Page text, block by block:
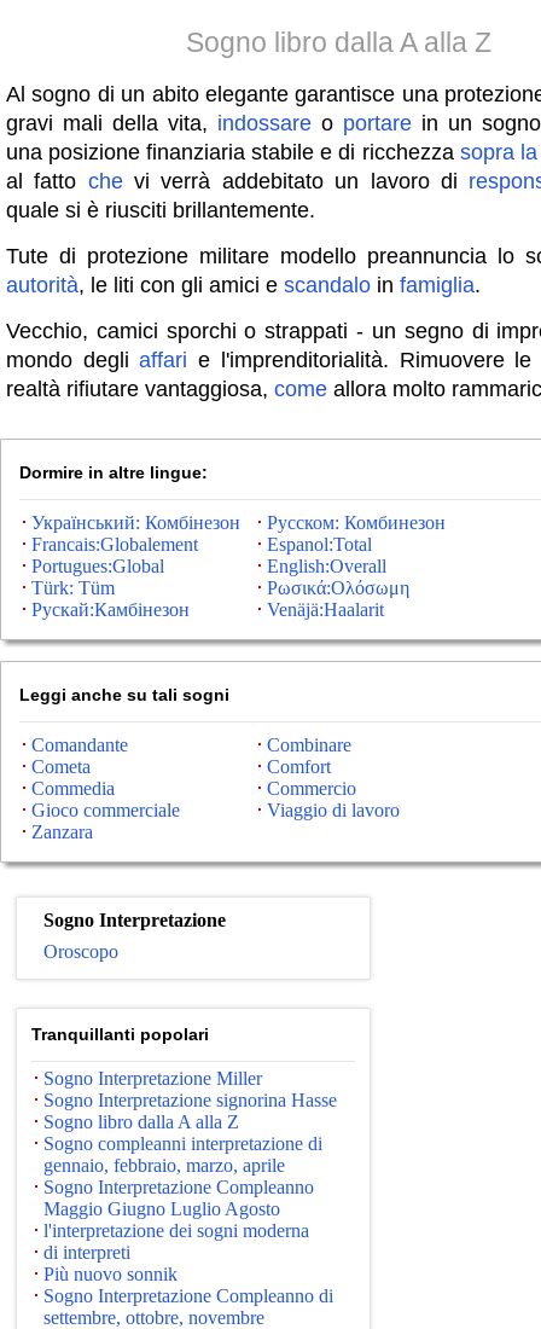
Sogno libro dalla A alla Z
Al sogno di un abito elegante garantisce una
gravi mali della vita, indossare o portare in un
una posizione finanziaria stabile e di ricchezza sopra la
al fatto chevi verrà addebitato un lavoro di
quale si è riusciti brillantemente.
Tute di protezione militare modello preannuncia lo
autorità, le liti con gli amici e scandalo in famiglia.
Vecchio, camici sporchi o strappati - un segno di
mondo degliaffari e l'imprenditorialità. Rimuovere le
realtà rifiutare vantaggiosa, come allora molto
Dormire in altre lingue:
Український: Комбінезон
Русском: Комбинезон
Francais:Globalement
Espanol:Total
Portugues:Global
English:Overall
Türk: Tüm
Ρωσικά:Ολόσωμη
Рускай:Камбінезон
Venäjä:Haalarit
Leggi anche su tali sogni
Comandante
Combinare
Cometa
Comfort
Commedia
Commercio
Gioco commerciale
Viaggio di lavoro
Zanzara
Sogno Interpretazione
Oroscopo
Tranquillanti popolari
Sogno Interpretazione Miller
Sogno Interpretazione signorina Hasse
Sogno libro dalla A alla Z
Sogno compleanni interpretazione di
gennaio, febbraio, marzo, aprile
Sogno Interpretazione Compleanno
Maggio Giugno Luglio Agosto
l'interpretazione dei sogni moderna
di interpreti
Più nuovo sonnik
Sogno Interpretazione Compleanno di
settembre, ottobre, novembre